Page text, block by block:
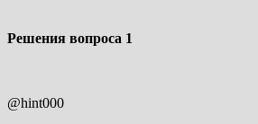
Решения вопроса 1
@hint000